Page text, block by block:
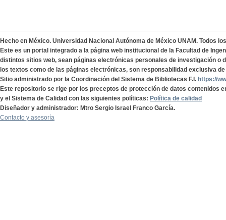
Hecho en México. Universidad Nacional Autónoma de México UNAM. Todos
Este es un portal integrado a la página web institucional de la Facultad de
distintos sitios web, sean páginas electrónicas personales de investigación o
los textos como de las páginas electrónicas, son responsabilidad exclusiva
Sitio administrado por la Coordinación del Sistema de Bibliotecas F.I. https://
Este repositorio se rige por los preceptos de protección de datos contenidos
y el Sistema de Calidad con las siguientes políticas: Política de calidad
Diseñador y administrador: Mtro Sergio Israel Franco García.
Contacto y asesoría